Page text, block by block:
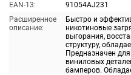
EAN-13:
91054AJ231
Расширенное
описание:
Быстро и
никотиновые
выгорания,
структуру,
Предназначен
виниловых
бамперов.